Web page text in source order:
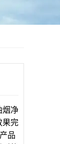
烟净
果完
品